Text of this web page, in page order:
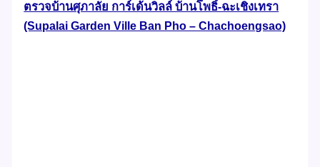
ตรวจบ้านศุภาลัย การ์เด้นวิลล์ บ้านโพธิ์-ฉะเชิงเทรา
(Supalai Garden Ville Ban Pho – Chachoengsao)